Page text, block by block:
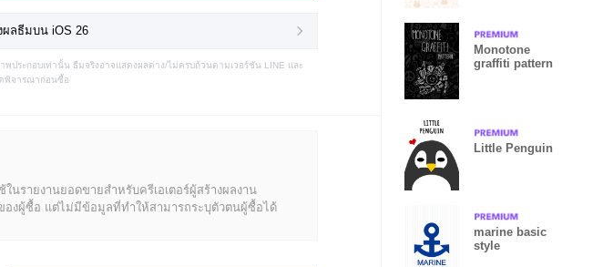
ผลธีมบน iOS 26
พประกอบเท่านั้น ธีมจริงอาจแสดงผลต่าง/ไม่ครบถ้วนตามเวอร์ชัน LINE และ
พิจารณาก่อนซื้อ
นรายงานยอดขายสำหรับครีเอเตอร์ผู้สร้างผลงาน
องผู้ซื้อ แต่ไม่มีข้อมูลที่ทำให้สามารถระบุตัวตนผู้ซื้อได้
Monotone
graffiti pattern
Little Penguin
marine basic
style